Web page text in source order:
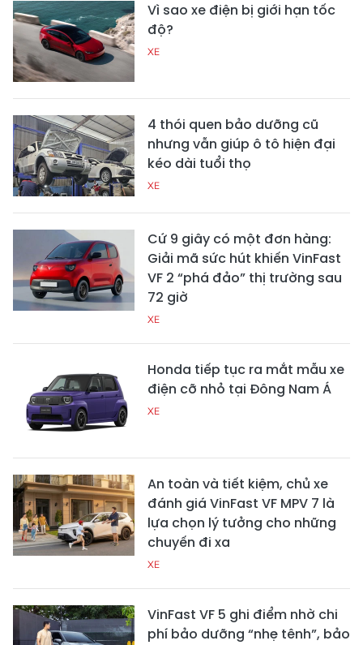
Vì sao xe điện bị giới hạn tốc
độ?
XE
4 thói quen bảo dưỡng cũ
nhưng vẫn giúp ô tô hiện đại
kéo dài tuổi thọ
XE
Cứ 9 giây có một đơn hàng:
Giải mã sức hút khiến VinFast
VF 2 “phá đảo” thị trường sau
72 giờ
XE
Honda tiếp tục ra mắt mẫu xe
điện cỡ nhỏ tại Đông Nam Á
XE
An toàn và tiết kiệm, chủ xe
đánh giá VinFast VF MPV 7 là
lựa chọn lý tưởng cho những
chuyến đi xa
XE
VinFast VF 5 ghi điểm nhờ chi
phí bảo dưỡng “nhẹ tênh”, bảo